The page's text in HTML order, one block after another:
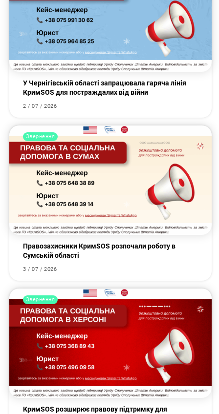
У Чернігівській області запрацювала гаряча лінія
КримSOS для постраждалих від війни
2 / 07 / 2026
Звернення
Правозахисники КримSOS розпочали роботу в
Сумській області
3 / 07 / 2026
Звернення
КримSOS розширює правову підтримку для